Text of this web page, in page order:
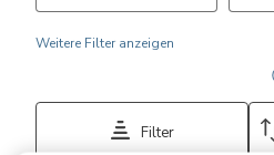
Weitere Filter anzeigen
Filter